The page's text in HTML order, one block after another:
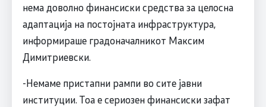
нема доволно финансиски средства за целосна
адаптација на постојната инфраструктура,
информираше градоначалникот Максим
Димитриевски.
-Немаме пристапни рампи во сите јавни
институции. Тоа е сериозен финансиски зафат